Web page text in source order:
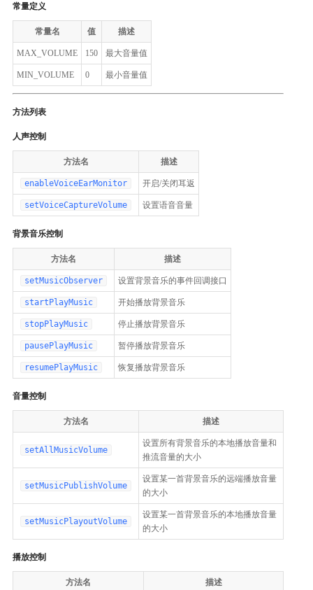
常量定义
常量名 值 描述
MAX_VOLUME 150 最大音量值
MIN_VOLUME 0 最小音量值
方法列表
人声控制
方法名 描述
enableVoiceEarMonitor 开启/关闭耳返
setVoiceCaptureVolume 设置语音音量
背景音乐控制
方法名 描述
setMusicObserver 设置背景音乐的事件回调接口
startPlayMusic 开始播放背景音乐
stopPlayMusic 停止播放背景音乐
pausePlayMusic 暂停播放背景音乐
resumePlayMusic 恢复播放背景音乐
音量控制
方法名 描述
setAllMusicVolume
设置所有背景音乐的本地播放音量和
推流音量的大小
setMusicPublishVolume
设置某一首背景音乐的远端播放音量
的大小
setMusicPlayoutVolume
设置某一首背景音乐的本地播放音量
的大小
播放控制
方法名 描述